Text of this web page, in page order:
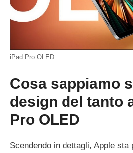
iPad Pro OLED
Cosa sappiamo
design del tanto
Pro OLED
Scendendo in dettagli, Apple sta